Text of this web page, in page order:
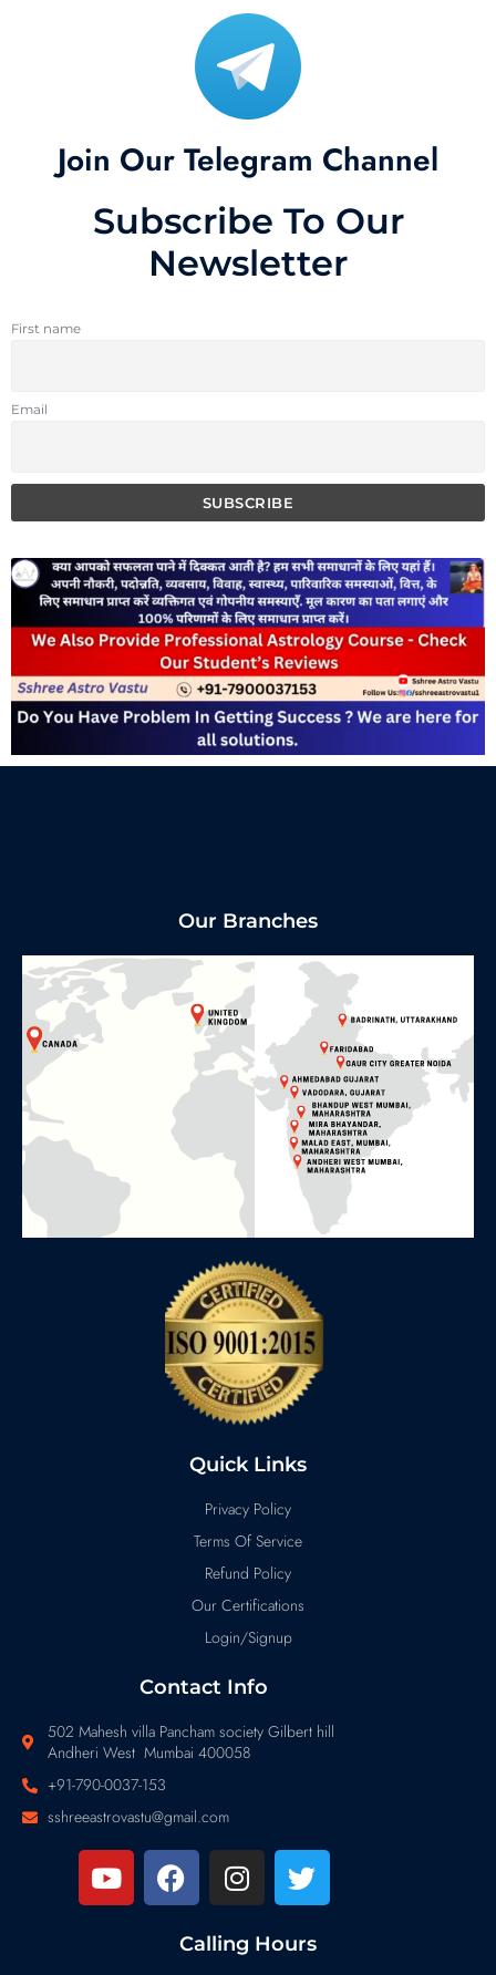
Join Our Telegram Channel
Subscribe To Our
Newsletter
First name
Email
Our Branches
Quick Links
Privacy Policy
Terms Of Service
Refund Policy
Our Certifications
Login/Signup
Contact Info
502 Mahesh villa Pancham society Gilbert hill
Andheri West Mumbai 400058
+91-790-0037-153
sshreeastrovastu@gmail.com
Calling Hours